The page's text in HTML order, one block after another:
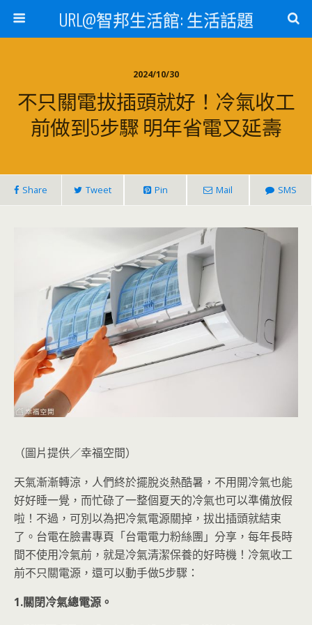
URL@智邦生活館: 生活話題
2024/10/30
不只關電拔插頭就好！冷氣收工
前做到5步驟 明年省電又延壽
Share Tweet Pin Mail SMS
（圖片提供／幸福空間）
天氣漸漸轉涼，人們終於擺脫炎熱酷暑，不用開冷氣也能
好好睡一覺，而忙碌了一整個夏天的冷氣也可以準備放假
啦！不過，可別以為把冷氣電源關掉，拔出插頭就結束
了。台電在臉書專頁「台電電力粉絲團」分享，每年長時
間不使用冷氣前，就是冷氣清潔保養的好時機！冷氣收工
前不只關電源，還可以動手做5步驟：
1.關閉冷氣總電源。